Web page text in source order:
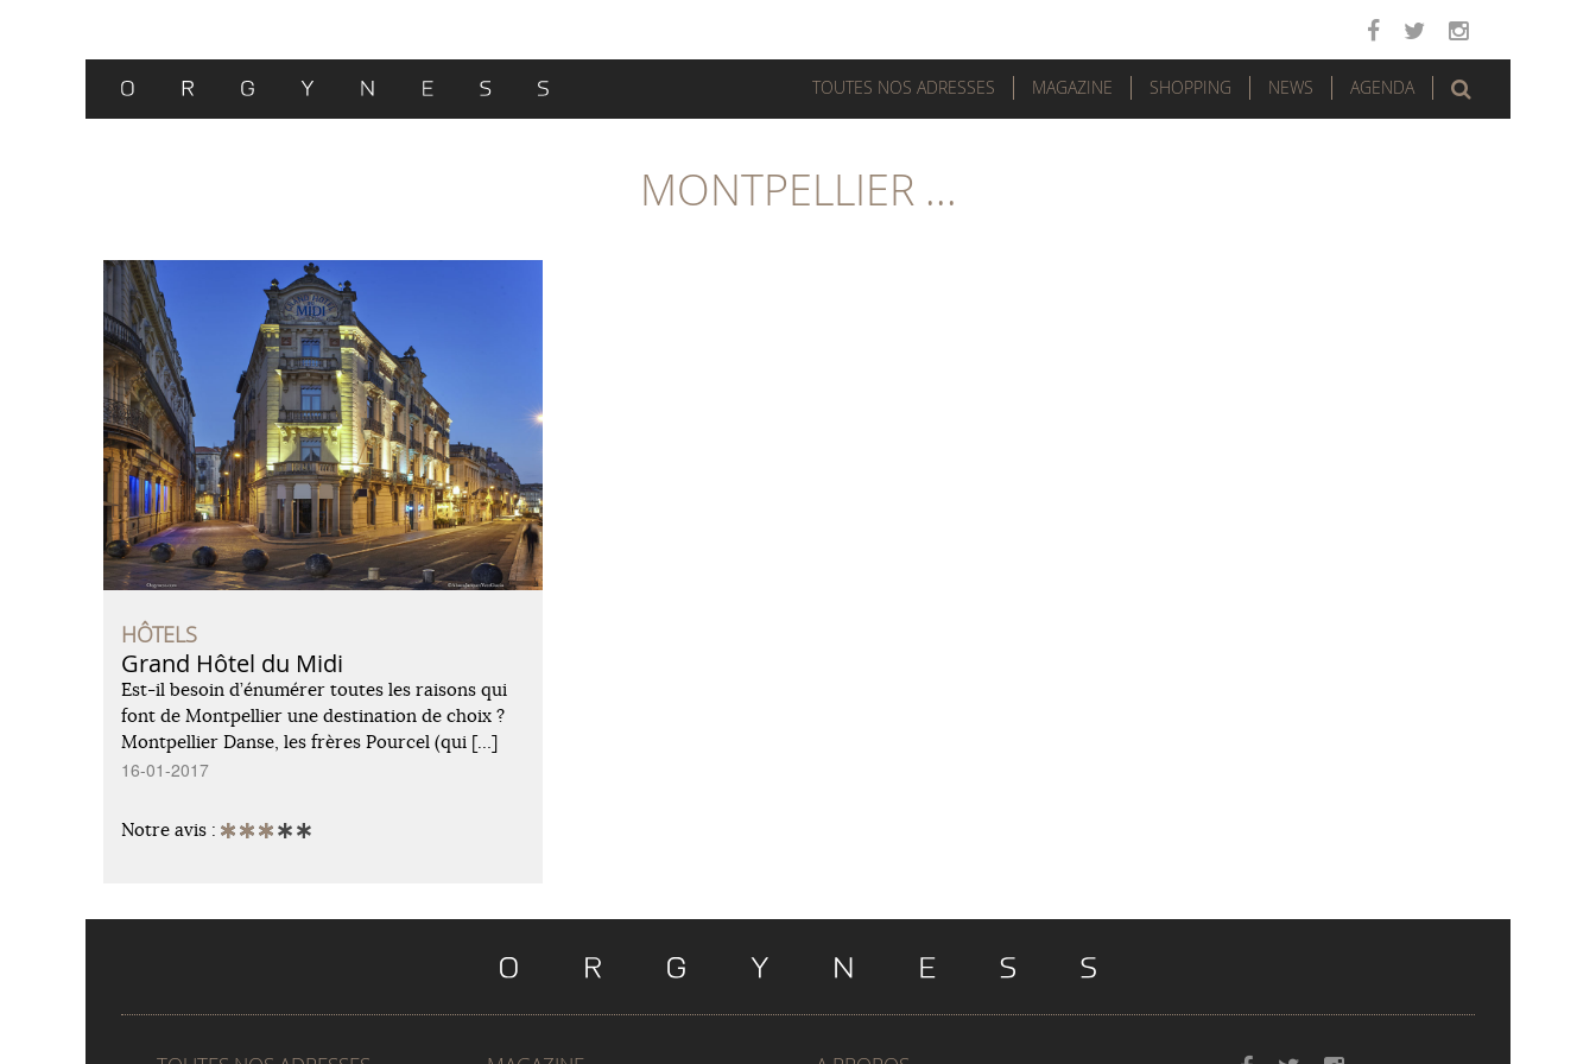
TOUTES NOS ADRESSES MAGAZINE SHOPPING NEWS AGENDA
MONTPELLIER ...
HÔTELS
Grand Hôtel du Midi
Est-il besoin d’énumérer toutes les raisons qui
font de Montpellier une destination de choix ?
Montpellier Danse, les frères Pourcel (qui […]
16-01-2017
Notre avis :